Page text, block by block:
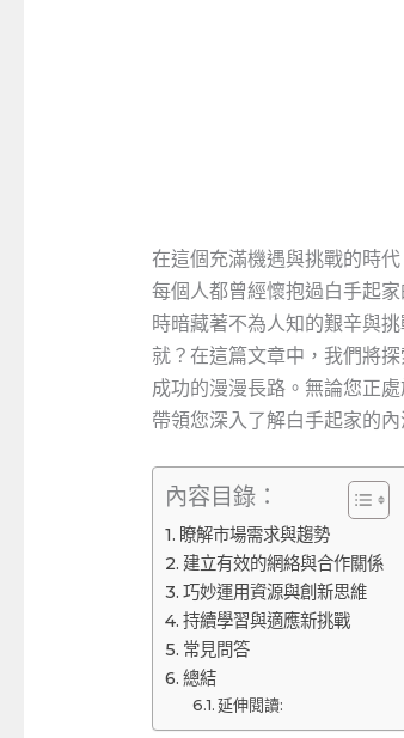
在這個充滿機遇與挑戰的時
每個人都曾經懷抱過白手起
時暗藏著不為人知的艱辛與
就？在這篇文章中，我們將
成功的漫漫長路。無論您正
帶領您深入了解白手起家的
內容目錄：
瞭解市場需求與趨勢
建立有效的網絡與合作關係
巧妙運用資源與創新思維
持續學習與適應新挑戰
常見問答
總結
延伸閱讀: